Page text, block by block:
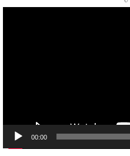
00:00